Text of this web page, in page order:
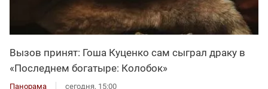
Вызов принят: Гоша Куценко сам сыграл драку в
«Последнем богатыре: Колобок»
Панорама сегодня, 15:00